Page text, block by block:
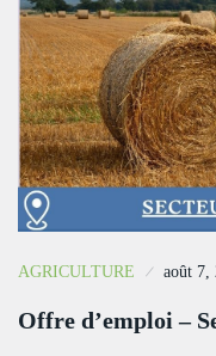
AGRICULTURE août 7,
Offre d’emploi –